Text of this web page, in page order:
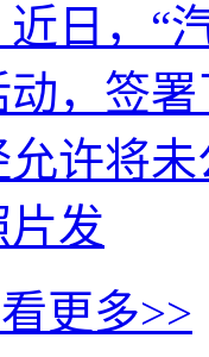
日，“
，签
允许将
发
更多>>